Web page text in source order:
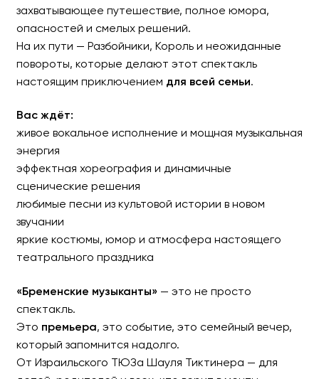
захватывающее путешествие, полное юмора,
опасностей и смелых решений.
На их пути — Разбойники, Король и неожиданные
повороты, которые делают этот спектакль
настоящим приключением для всей семьи.
Вас ждёт:
живое вокальное исполнение и мощная музыкальная
энергия
эффектная хореография и динамичные
сценические решения
любимые песни из культовой истории в новом
звучании
яркие костюмы, юмор и атмосфера настоящего
театрального праздника
«Бременские музыканты»— это не просто
спектакль.
Это премьера, это событие, это семейный вечер,
который запомнится надолго.
От Израильского ТЮЗа Шауля Тиктинера — для